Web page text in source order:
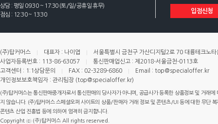
상담 : 평일 09:30 ~ 17:30 (토/일/공휴일 휴무)
점심 : 12:30 ~ 13:30
입점신청
(주)탑커머스 대표자 : 나이엽
서울특별시 금천구 가산디지털2로 70 대륭테크노
사업자등록번호 : 113-86-63057
통신판매업신고 : 제2018-서울금천-0113호
고객센터 : 1:1상담문의
FAX : 02-3289-6860
Email : top@specialoffer.kr
개인정보보호책임자 : 관리팀장 (top@specialoffer.kr)
(주)탑커머스는 통신판매중개자로서 통신판매의 당사자가 아니며, 공급사가 등록한 상품정보 및 거래
지 않습니다. (주)탑커머스 스페셜오퍼 사이트의 상품/판매자 거래 정보 및 콘텐츠/UI 등에 대한 무단
콘텐츠 산업 진흥법 등에 의하여 엄격히 금지합니다.
Copyright ⓒ (주)탑커머스 All rights reserved.